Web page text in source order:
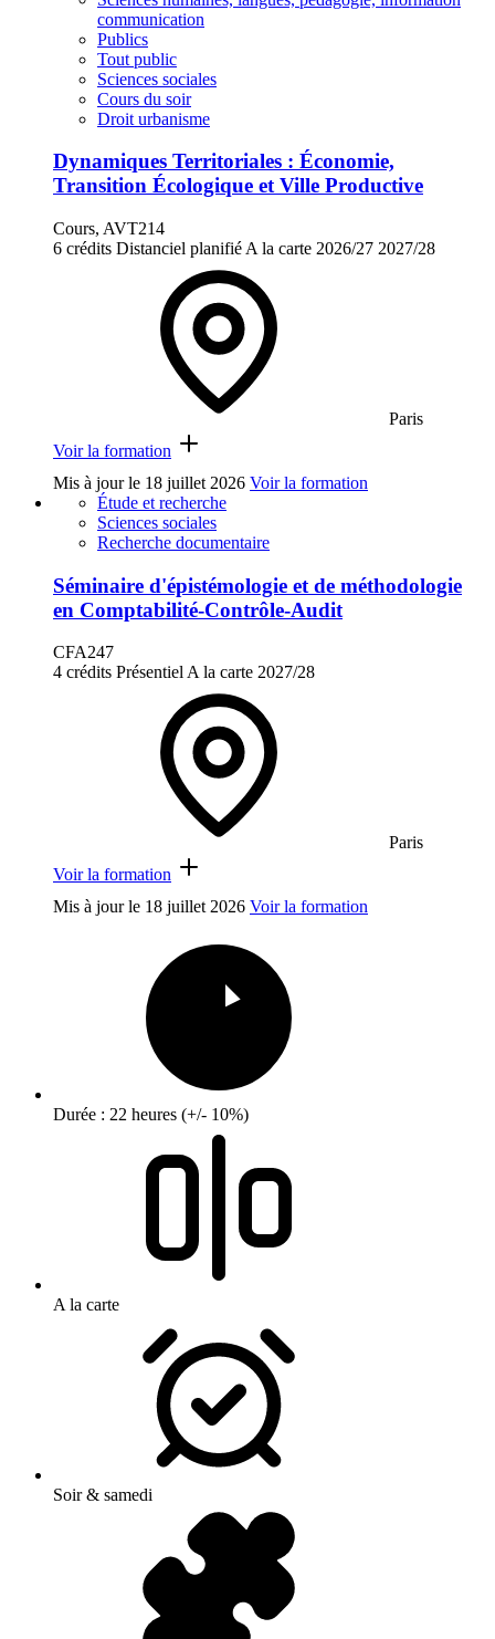
communication
Publics
Tout public
Sciences sociales
Cours du soir
Droit urbanisme
Dynamiques Territoriales : Économie,
Transition Écologique et Ville Productive
Cours, AVT214
6 crédits Distanciel planifié A la carte 2026/27 2027/28
Paris
Voir la formation
Mis à jour le 18 juillet 2026 Voir la formation
Étude et recherche
Sciences sociales
Recherche documentaire
Séminaire d'épistémologie et de méthodologie
en Comptabilité-Contrôle-Audit
CFA247
4 crédits PrésentielA la carte 2027/28
Paris
Voir la formation
Mis à jour le 18 juillet 2026 Voir la formation
Durée : 22 heures (+/- 10%)
A la carte
Soir & samedi